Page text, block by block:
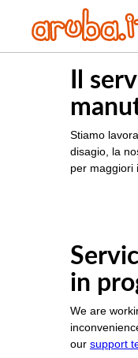
Il
Stiamo
disagio, la
per maggiori
in
We are
our support